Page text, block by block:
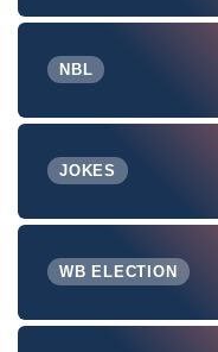
NBL
JOKES
WB ELECTION